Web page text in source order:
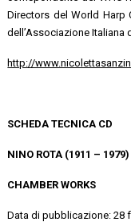
Directors del World Harp
dell’Associazione Italiana
http://
SCHEDA TECNICA CD
NINO ROTA (1911 – 1979)
CHAMBER WORKS
Data di pubblicazione: 28